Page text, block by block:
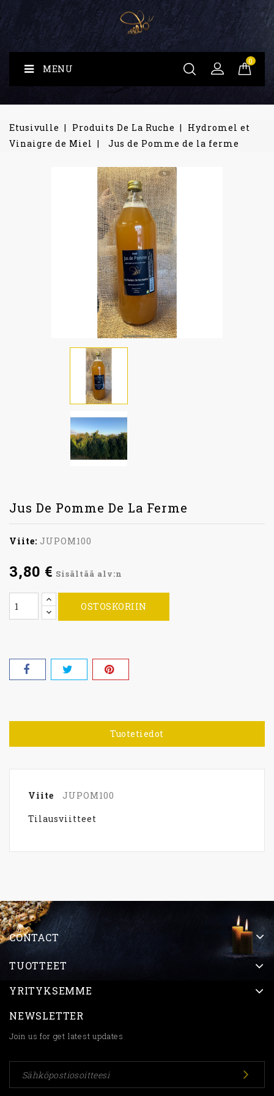
0
MENU
Etusivulle Produits De La Ruche
Hydromel et
Vinaigre de Miel
Jus de Pomme de la ferme
Jus De Pomme De La Ferme
Viite: JUPOM100
3,80 € Sisältää alv:n
OSTOSKORIIN
Tuotetiedot
Viite
JUPOM100
Tilausviitteet
CONTACT
TUOTTEET
YRITYKSEMME
NEWSLETTER
Join us for get latest updates